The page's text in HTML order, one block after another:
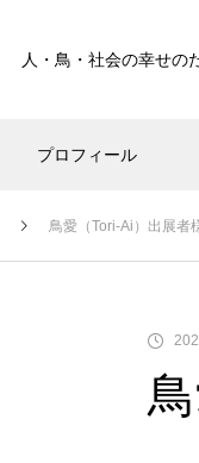
人・鳥・社会の幸せの
プロフィール
/home/
鳥愛（Tori-Ai）出展者